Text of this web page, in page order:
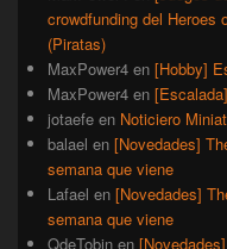
crowdfunding del
(Piratas)
MaxPower4 en [Hobby]
MaxPower4 en
jotaefe en Noticiero
balael en [Novedades]
semana que viene
Lafael en [Novedades]
semana que viene
QdeTobin en